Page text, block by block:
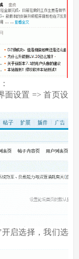
设置 => 首页设
启选择，我们选